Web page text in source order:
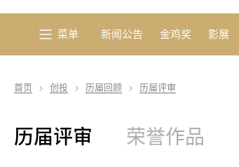
菜单 新闻公告 金鸡奖 影展
首页 创投 历届回顾 历届评审
历届评审 荣誉作品